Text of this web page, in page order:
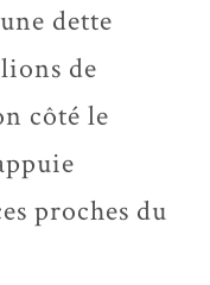
dette
de
côté le
proches du